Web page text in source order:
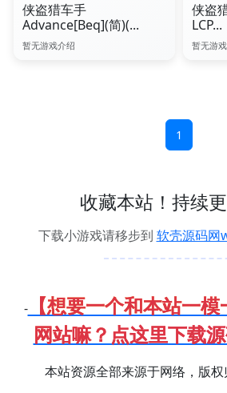
侠盗猎车手
Advance[Beq](简)(...
暂无游戏介绍
侠盗
LCP...
暂无游
1
收藏本站！持续
下载小游戏请移步到 软壳源码
-【想要一个和本站一模
网站嘛？点这里下载源
本站资源全部来源于网络，版